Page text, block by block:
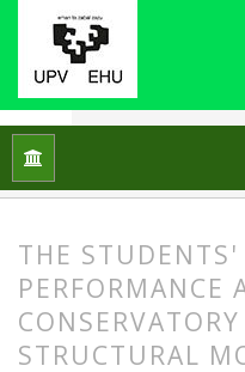
Home
THE STUDENTS'
PERFORMANCE
STRUCTURAL